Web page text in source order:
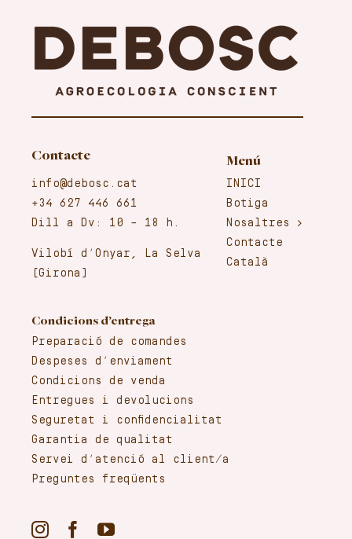
Menú
INICI
Botiga
Nosaltres
Contacte
Català
Contacte
info@debosc.cat
+34 627 446 661
Dill a Dv: 10 – 18 h.
Vilobí d’Onyar, La Selva
(Girona)
Condicions d’entrega
Preparació de comandes
Despeses d’enviament
Condicions de venda
Entregues i devolucions
Seguretat i confidencialitat
Garantia de qualitat
Servei d’atenció al client/a
Preguntes freqüents